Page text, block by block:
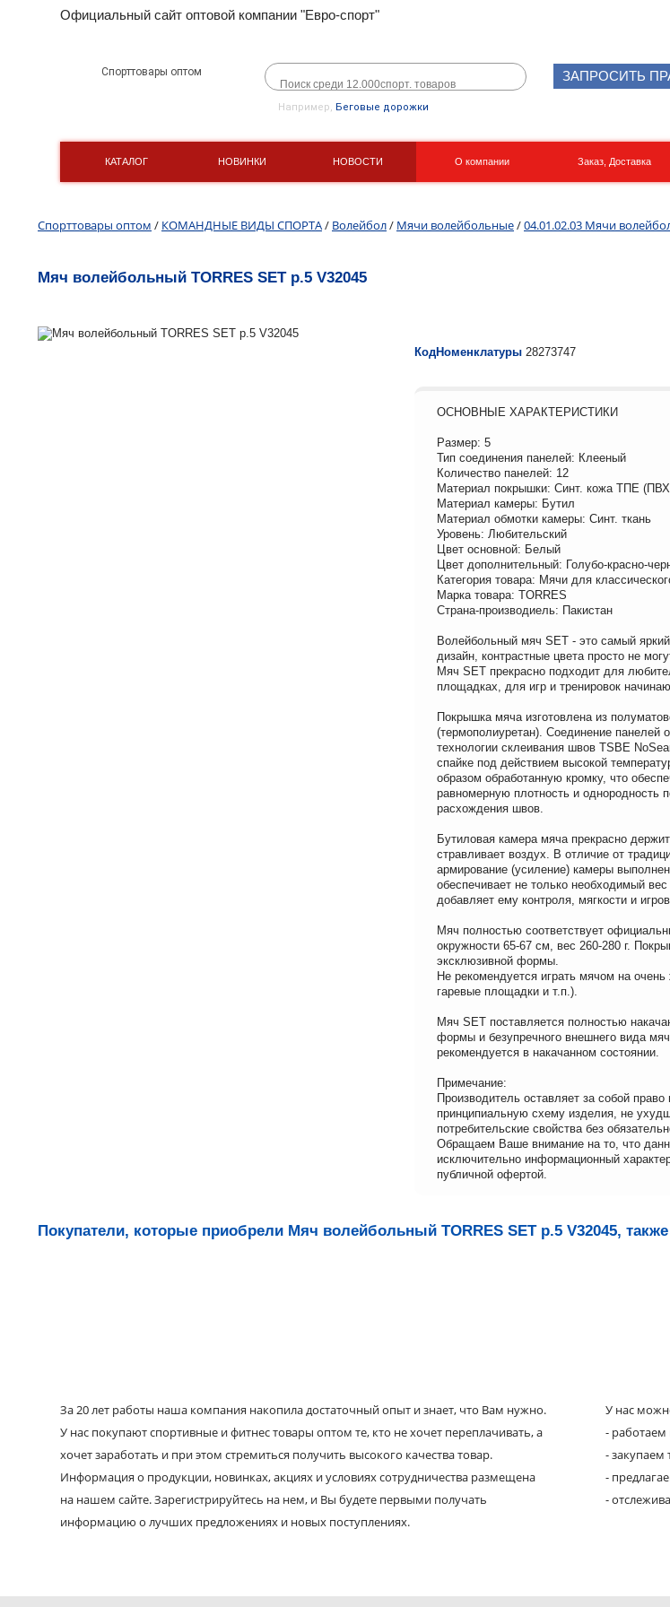
Официальный сайт оптовой компании "Евро-спорт"
Спорттовары оптом
Например, Беговые дорожки
ЗАПРОСИТЬ
КАТАЛОГ НОВИНКИ НОВОСТИ О компании Заказ, Доставка
Спорттовары оптом / КОМАНДНЫЕ ВИДЫ СПОРТА/ Волейбол/ Мячи волейбольные/04.01.02.03 Мячи
Мяч волейбольный TORRES SET р.5 V32045
КодНоменклатуры 28273747
ОСНОВНЫЕ ХАРАКТЕРИСТИКИ
Размер: 5
Тип соединения панелей: Клееный
Количество панелей: 12
Материал покрышки: Синт. кожа TПE
Материал камеры: Бутил
Материал обмотки камеры: Синт. ткань
Уровень: Любительский
Цвет основной: Белый
Цвет дополнительный: Голубо-красно-
Категория товара: Мячи для
Марка товара: TORRES
Страна-производиель: Пакистан
Волейбольный мяч SET - это самый
дизайн, контрастные цвета просто не
Мяч SET прекрасно подходит для
площадках, для игр и тренировок
Покрышка мяча изготовлена из
(термополиуретан). Соединение панелей
технологии склеивания швов TSBE
спайке под действием высокой
образом обработанную кромку, что
равномерную плотность и однородность
расхождения швов.
Бутиловая камера мяча прекрасно
стравливает воздух. В отличие от
армирование (усиление) камеры
обеспечивает не только необходимый
добавляет ему контроля, мягкости и
Мяч полностью соответствует
окружности 65-67 см, вес 260-280 г.
эксклюзивной формы.
Не рекомендуется играть мячом на очень
гаревые площадки и т.п.).
Мяч SET поставляется полностью
формы и безупречного внешнего вида
рекомендуется в накачанном состоянии.
Примечание:
Производитель оставляет за собой
принципиальную схему изделия, не
потребительские свойства без
Обращаем Ваше внимание на то, что
исключительно информационный
публичной офертой.
Покупатели, которые приобрели Мяч волейбольный TORRES SET р.5 V32045,
За 20 лет работы наша компания накопила достаточный опыт и знает, что Вам нужно.
У нас покупают спортивные и фитнес товары оптом те, кто не хочет переплачивать, а
хочет заработать и при этом стремиться получить высокого качества товар.
Информация о продукции, новинках, акциях и условиях сотрудничества размещена
на нашем сайте. Зарегистрируйтесь на нем, и Вы будете первыми получать
информацию о лучших предложениях и новых поступлениях.
У нас
-
-
-
-